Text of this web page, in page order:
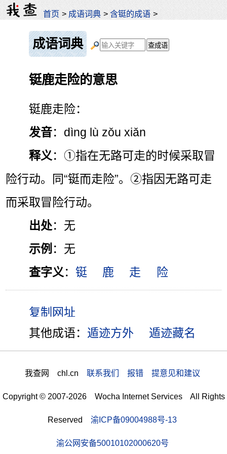
首页 > 成语词典 >含铤的成语 >
成语词典
铤鹿走险的意思
铤鹿走险：
发音：dìng lù zǒu xiǎn
释义 ：①指在无路可走的时候采取冒
险行动。同“铤而走险”。②指因无路可走
而采取冒险行动。
出处：无
示例 ：无
查字义 ：铤 鹿 走 险
其他成语： 遁迹方外 遁迹藏名
我查网 chl.cn 联系我们 报错 提意见和建议
Copyright © 2007-2026 Wocha Internet Services All Rights
Reserved 渝ICP备09004988号-13
渝公网安备50010102000620号